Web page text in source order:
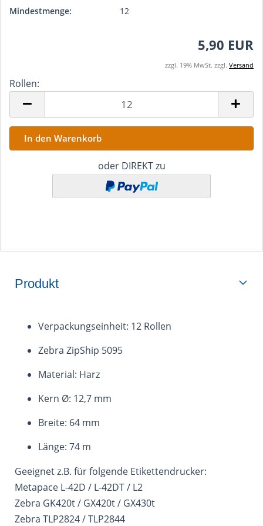
Mindestmenge:
12
5,90 EUR
zzgl. 19% MwSt. zzgl. Versand
Rollen:
oder DIREKT zu
Produkt
Verpackungseinheit: 12 Rollen
Zebra ZipShip 5095
Material: Harz
Kern Ø: 12,7 mm
Breite: 64 mm
Länge: 74 m
Geeignet z.B. für folgende Etikettendrucker:
Metapace L-42D / L-42DT / L2
Zebra GK420t / GX420t / GX430t
Zebra TLP2824 / TLP2844